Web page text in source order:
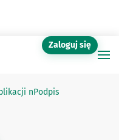
Zaloguj się
nPodpis